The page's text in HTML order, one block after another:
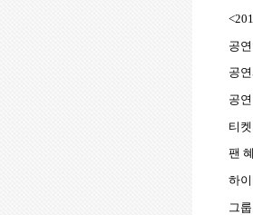
공
공
공
티
팬
하
그